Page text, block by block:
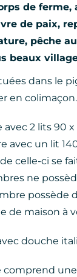
de ferme,
de paix,
pêche
beaux
dans le
en colimaçon.
2 lits 90 x
avec un lit
celle-ci se
ne
possède
de maison à
douche
comprend